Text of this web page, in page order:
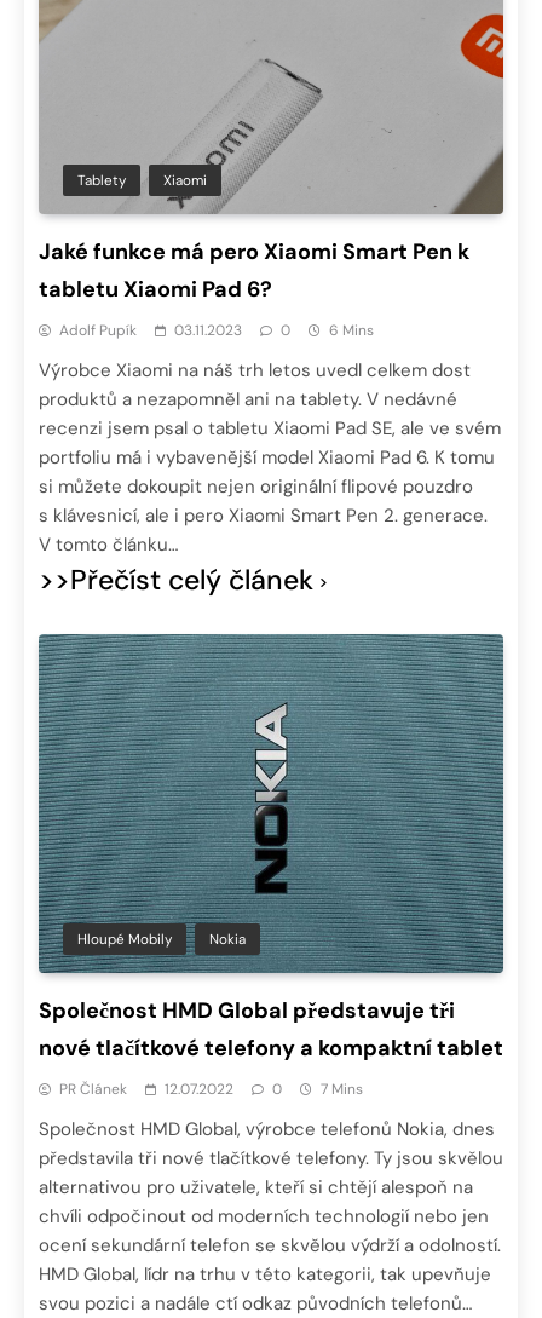
Tablety Xiaomi
Jaké funkce má pero Xiaomi Smart Pen k
tabletu Xiaomi Pad 6?
Adolf Pupík 03.11.2023 0 6 Mins
Výrobce Xiaomi na náš trh letos uvedl celkem dost
produktů a nezapomněl ani na tablety. V nedávné
recenzi jsem psal o tabletu Xiaomi Pad SE, ale ve svém
portfoliu má i vybavenější model Xiaomi Pad 6. K tomu
si můžete dokoupit nejen originální flipové pouzdro
s klávesnicí, ale i pero Xiaomi Smart Pen 2. generace.
V tomto článku…
>>Přečíst celý článek
Hloupé Mobily Nokia
Společnost HMD Global představuje tři
nové tlačítkové telefony a kompaktní tablet
PR Článek 12.07.2022 0 7 Mins
Společnost HMD Global, výrobce telefonů Nokia, dnes
představila tři nové tlačítkové telefony. Ty jsou skvělou
alternativou pro uživatele, kteří si chtějí alespoň na
chvíli odpočinout od moderních technologií nebo jen
ocení sekundární telefon se skvělou výdrží a odolností.
HMD Global, lídr na trhu v této kategorii, tak upevňuje
svou pozici a nadále ctí odkaz původních telefonů…